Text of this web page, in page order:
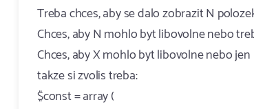
Treba chces, aby se dalo zobrazit N
Chces, aby N mohlo byt libovolne nebo
Chces, aby X mohlo byt libovolne nebo
takze si zvolis treba:
$const = array (